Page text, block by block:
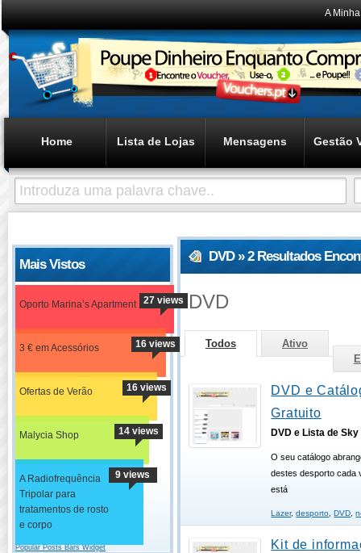
A
Home Lista de Lojas Mensagens Gestão
Mais Vistos
Oporto Marina’s Apartment 27 views
3 € em Acessórios 16 views
Ofertas de Verão 16 views
Malycia Shop 14 views
A Radiofrequência
Tripolar para
tratamentos de rosto
e corpo
9 views
Popular Posts Bars Widget
DVD » 2 Resultados
DVD
Todos
Ativo
DVD e
Gratuito
DVD e Lista de Sky
O seu catálogo
destes desporto cada
está
Lazer,desporto ,DVD ,
Kit de